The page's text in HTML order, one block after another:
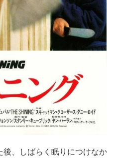
、しばらく眠りにつけなか